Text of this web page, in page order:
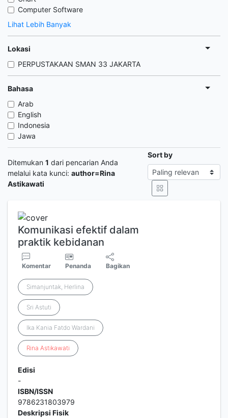
Computer Software
Lihat Lebih Banyak
Lokasi
PERPUSTAKAAN SMAN 33 JAKARTA
Bahasa
Arab
English
Indonesia
Jawa
Ditemukan 1 dari pencarian Anda
melalui kata kunci: author=Rina
Astikawati
Sort by
Komunikasi efektif dalam
praktik kebidanan
Komentar Penanda Bagikan
Simanjuntak, Herlina
Sri Astuti
Ika Kania Fatdo Wardani
Rina Astikawati
Edisi
-
ISBN/ISSN
9786231803979
Deskripsi Fisik